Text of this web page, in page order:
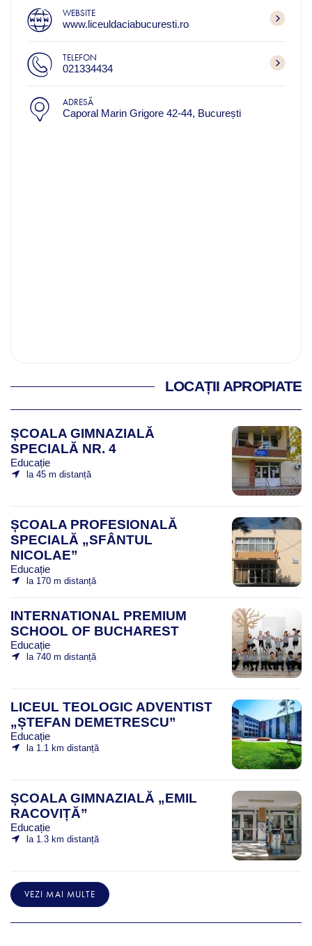
WEBSITE
www.liceuldaciabucuresti.ro
TELEFON
021334434
ADRESĂ
Caporal Marin Grigore 42-44, București
LOCAȚII APROPIATE
ȘCOALA GIMNAZIALĂ
SPECIALĂ NR. 4
Educație
la 45 m distanță
ȘCOALA PROFESIONALĂ
SPECIALĂ „SFÂNTUL
NICOLAE”
Educație
la 170 m distanță
INTERNATIONAL PREMIUM
SCHOOL OF BUCHAREST
Educație
la 740 m distanță
LICEUL TEOLOGIC ADVENTIST
„ȘTEFAN DEMETRESCU”
Educație
la 1.1 km distanță
ȘCOALA GIMNAZIALĂ „EMIL
RACOVIȚĂ”
Educație
la 1.3 km distanță
VEZI MAI MULTE